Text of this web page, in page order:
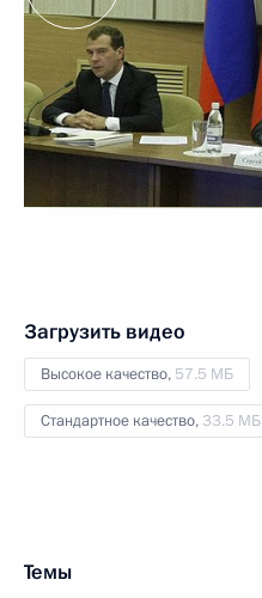
Загрузить видео
Высокое качество, 57.5 МБ
Стандартное качество, 33.5 МБ
Темы